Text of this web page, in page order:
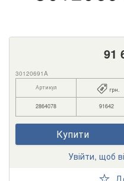
91
30120691A
Артикул грн.
2864078 91642
Купити
Увійти, щоб